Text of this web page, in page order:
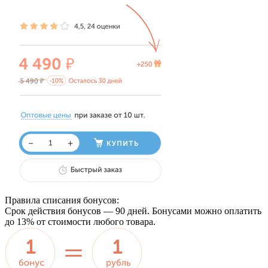
Правила списания бонусов:
Срок действия бонусов — 90 дней. Бонусами можно оплатить
до 13% от стоимости любого товара.